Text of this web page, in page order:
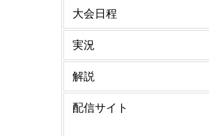
大会日程
実況
解説
配信サイト